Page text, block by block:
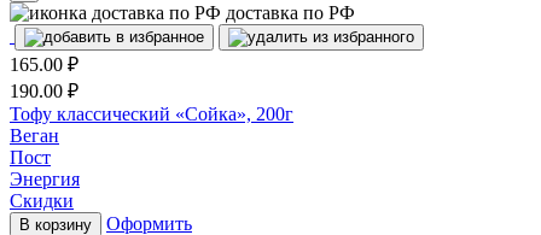
доставка по РФ
165.00 ₽
190.00 ₽
Тофу классический «Сойка», 200г
Веган
Пост
Энергия
Скидки
В корзину Оформить